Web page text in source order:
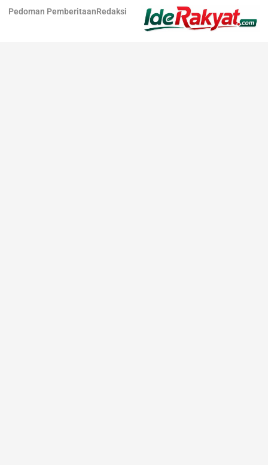
Pedoman PemberitaanRedaksi